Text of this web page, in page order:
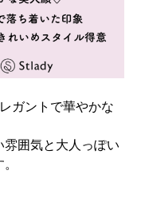
ガントで華やかな
囲気と大人っぽい